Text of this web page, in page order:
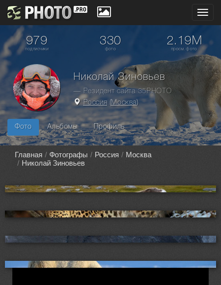
979
подписчики
330
фото
2.19M
просм. фото
Николай Зиновьев
— Резидент сайта 35PHOTO
Россия (Москва)
Фото Альбомы Профиль
Главная Фотографы Россия
Москва
Николай Зиновьев